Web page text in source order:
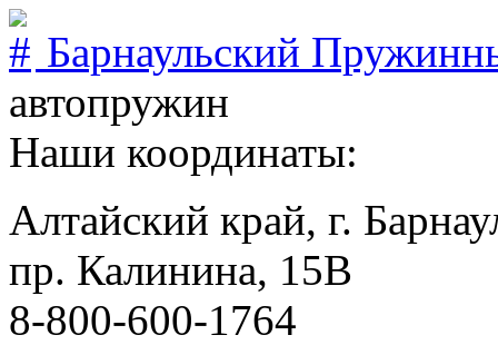
Барнаульский
автопружин
Наши координаты:
Алтайский край, г.
пр. Калинина, 15В
8-800-600-1764